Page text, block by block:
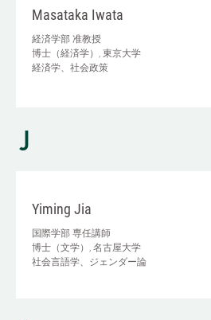
Masataka Iwata
経済学部 准教授
博士（経済学）, 東京大学
経済学、社会政策
J
Yiming Jia
国際学部 専任講師
博士（文学）, 名古屋大学
社会言語学、ジェンダー論